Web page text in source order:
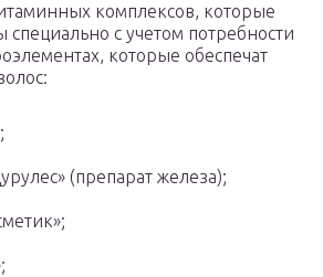
комплексов, которые
с учетом потребности
которые обеспечат
(препарат железа);